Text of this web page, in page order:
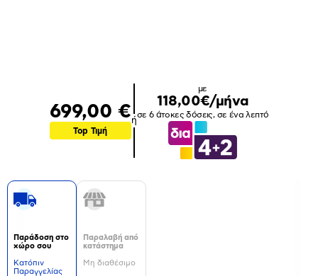
699,00 €
Top Τιμή
ή
με
118,00€/μήνα
σε 6 άτοκες δόσεις, σε ένα λεπτό
Παράδοση στο
χώρο σου
Kατόπιν
Παραγγελίας
Παραλαβή από
κατάστημα
Μη διαθέσιμο